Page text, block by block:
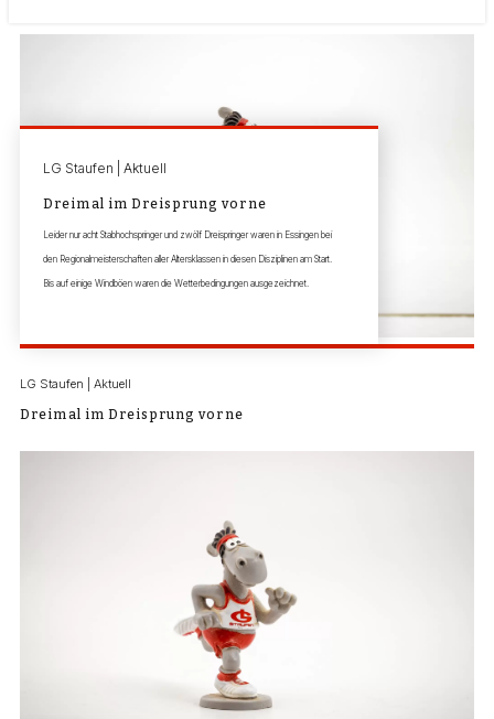
LG Staufen | Aktuell
Dreimal im Dreisprung vorne
Leider nur acht Stabhochspringer und zwölf Dreispringer waren in Essingen bei
den Regionalmeisterschaften aller Altersklassen in diesen Disziplinen am Start.
Bis auf einige Windböen waren die Wetterbedingungen ausgezeichnet.
LG Staufen | Aktuell
Dreimal im Dreisprung vorne